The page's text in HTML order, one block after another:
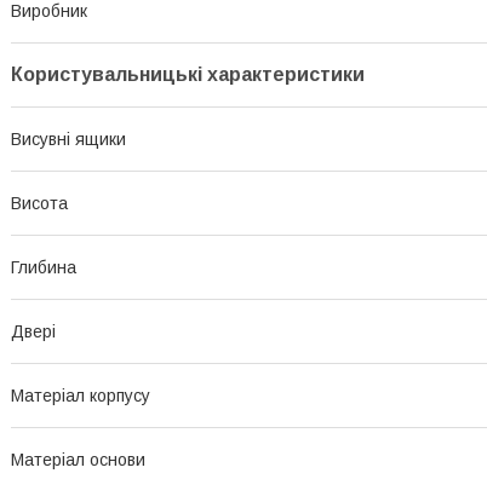
Виробник
Користувальницькі характеристики
Висувні ящики
Висота
Глибина
Двері
Матеріал корпусу
Матеріал основи